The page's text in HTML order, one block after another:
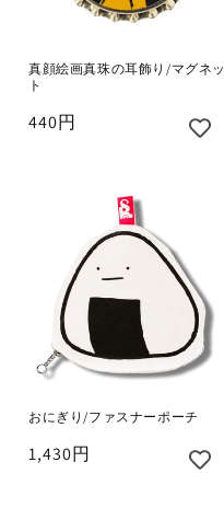
真顔絵画真珠の耳飾り/マグネッ
ト
440円
おにぎり/ファスナーポーチ
1,430円